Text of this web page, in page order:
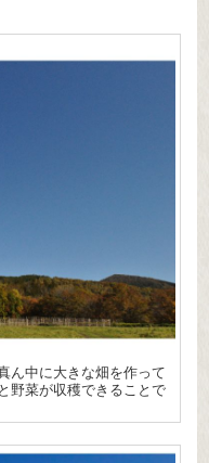
ん中に大きな畑を作って
野菜が収穫できることで